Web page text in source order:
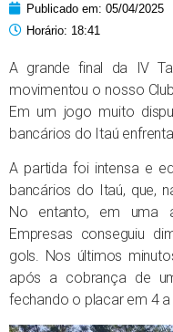
Publicado em: 05/04/2025
Horário: 18:41
A grande final da IV
movimentou o nosso
Em um jogo muito
bancários do Itaú
A partida foi intensa e
bancários do Itaú, que,
No entanto, em uma
Empresas conseguiu
gols. Nos últimos
após a cobrança de
fechando o placar em 4 a